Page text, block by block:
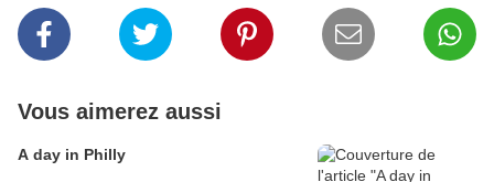
Vous aimerez aussi
A day in Philly